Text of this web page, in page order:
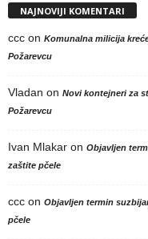
NAJNOVIJI KOMENTARI
ccc on Komunalna milicija
Požarevcu
Vladan on Novi kontejneri za
Požarevcu
Ivan Mlakar on Objavljen
zaštite pčele
ccc on Objavljen termin
pčele